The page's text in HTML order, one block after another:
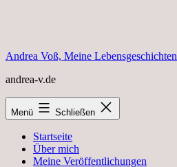
Andrea Voß, Meine Lebensgeschichten
andrea-v.de
Menü Schließen
Startseite
Über mich
Meine Veröffentlichungen